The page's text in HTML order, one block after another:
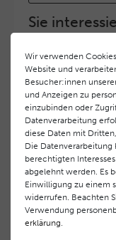
Sie
COSMETIC
werden?
Hohe
haben bei
Anspruchsvollen
hohes
gewährleisten.
Vertriebssystem
werden auf diese
während
Wir verwenden
Website und
Besucher:innen
und Anzeigen zu
einzubinden oder
Datenverarbeitung
diese Daten mit
Die
berechtigten
abgelehnt werden. Es
Einwilligung zu einem
widerrufen. Beachten
Verwendung
erklärung